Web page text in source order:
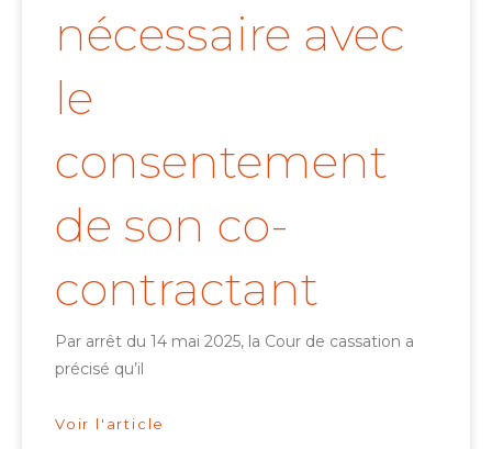
nécessaire avec
le
consentement
de son co-
contractant
Par arrêt du 14 mai 2025, la Cour de cassation a
précisé qu’il
Voir l'article